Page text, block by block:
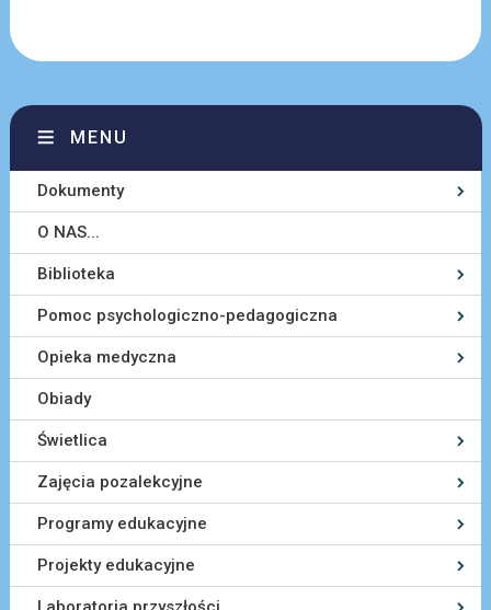
MENU
Dokumenty
O NAS...
Biblioteka
Pomoc psychologiczno-pedagogiczna
Opieka medyczna
Obiady
Świetlica
Zajęcia pozalekcyjne
Programy edukacyjne
Projekty edukacyjne